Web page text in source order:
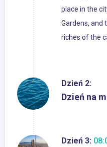
place in the
Gardens, and
riches of the
Dzień 2:
Dzień na
Dzień 3: